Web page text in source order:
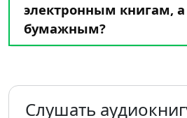
электронным книгам, а
бумажным?
Слушать